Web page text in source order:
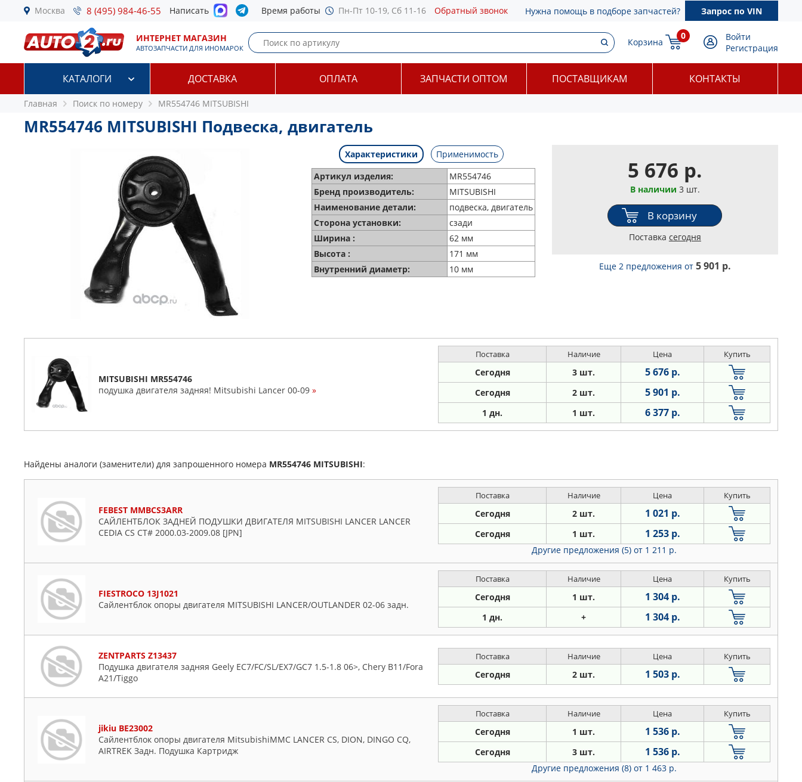
Москва 8 (495) 984-46-55 Написать Время работы Пн-Пт 10-19, Сб 11-16 Обратный звонок Нужна помощь в подборе запчастей? Запрос по VIN
ИНТЕРНЕТ МАГАЗИН
АВТОЗАПЧАСТИ ДЛЯ ИНОМАРОК
Корзина
0
Войти
Регистрация
КАТАЛОГИ ДОСТАВКА ОПЛАТА ЗАПЧАСТИ ОПТОМ ПОСТАВЩИКАМ КОНТАКТЫ
Главная Поиск по номеру MR554746 MITSUBISHI
MR554746 MITSUBISHI Подвеска, двигатель
Характеристики
Применимость
Артикул изделия:
MR554746
Бренд производитель:
MITSUBISHI
Наименование детали:
подвеска, двигатель
Сторона установки:
сзади
Ширина :
62 мм
Высота :
171 мм
Внутренний диаметр:
10 мм
5 676 р.
В наличии 3 шт.
В корзину
Поставка сегодня
Еще 2 предложения от 5 901 р.
MITSUBISHI MR554746
подушка двигателя задняя! Mitsubishi Lancer 00-09 »
Поставка Наличие Цена Купить
Сегодня 3 шт. 5 676 р.
Сегодня 2 шт. 5 901 р.
1 дн. 1 шт. 6 377 р.
Найдены аналоги (заменители) для запрошенного номера MR554746 MITSUBISHI:
FEBEST MMBCS3ARR
САЙЛЕНТБЛОК ЗАДНЕЙ ПОДУШКИ ДВИГАТЕЛЯ MITSUBISHI LANCER LANCER
CEDIA CS CT# 2000.03-2009.08 [JPN]
Поставка Наличие Цена Купить
Сегодня 2 шт. 1 021 р.
Сегодня 1 шт. 1 253 р.
Другие предложения (5) от 1 211 р.
FIESTROCO 13J1021
Сайлентблок опоры двигателя MITSUBISHI LANCER/OUTLANDER 02-06 задн.
Поставка Наличие Цена Купить
Сегодня 1 шт. 1 304 р.
1 дн. + 1 304 р.
ZENTPARTS Z13437
Подушка двигателя задняя Geely EC7/FC/SL/EX7/GC7 1.5-1.8 06>, Chery B11/Fora
A21/Tiggo
Поставка Наличие Цена Купить
Сегодня 2 шт. 1 503 р.
jikiu BE23002
Сайлентблок опоры двигателя MitsubishiMMC LANCER CS, DION, DINGO CQ,
AIRTREK Задн. Подушка Картридж
Поставка Наличие Цена Купить
Сегодня 1 шт. 1 536 р.
Сегодня 3 шт. 1 536 р.
Другие предложения (8) от 1 463 р.